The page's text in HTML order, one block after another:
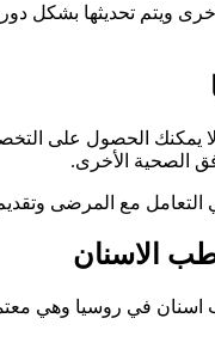
ويتم تحديثها بشكل
في روسيا 5 سنوات ولكن لا
الصحية الأخرى.
التعامل مع المرضى
الاسنان
اسنان في روسيا وهي